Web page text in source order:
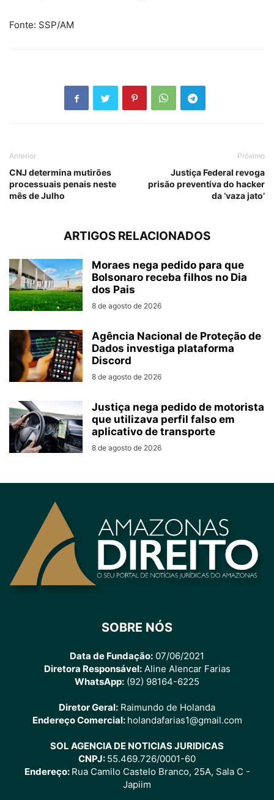
Fonte: SSP/AM
Anterior
CNJ determina mutirões
processuais penais neste
mês de Julho
Próximo
Justiça Federal revoga
prisão preventiva do hacker
da ‘vaza jato’
ARTIGOS RELACIONADOS
Moraes nega pedido para que
Bolsonaro receba filhos no Dia
dos Pais
8 de agosto de 2026
Agência Nacional de Proteção de
Dados investiga plataforma
Discord
8 de agosto de 2026
Justiça nega pedido de motorista
que utilizava perfil falso em
aplicativo de transporte
8 de agosto de 2026
SOBRE NÓS
Data de Fundação: 07/06/2021
Diretora Responsável:Aline Alencar Farias
WhatsApp: (92) 98164-6225
Diretor Geral: Raimundo de Holanda
Endereço Comercial: holandafarias1@gmail.com
SOL AGENCIA DE NOTICIAS JURIDICAS
CNPJ: 55.469.726/0001-60
Endereço: Rua Camilo Castelo Branco, 25A, Sala C -
Japiim